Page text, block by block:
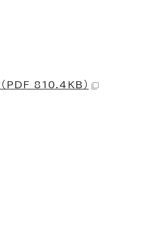
（PDF 810.4KB）